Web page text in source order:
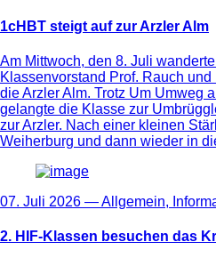
1cHBT steigt auf zur Arzler Alm
Am Mittwoch, den 8. Juli
Klassenvorstand Prof. Rauch
die Arzler Alm. Trotz Um Umweg
gelangte die Klasse zur
zur Arzler. Nach einer kleinen
Weiherburg und dann wieder in
07. Juli 2026 —Allgemein,
2. HIF-Klassen besuchen das